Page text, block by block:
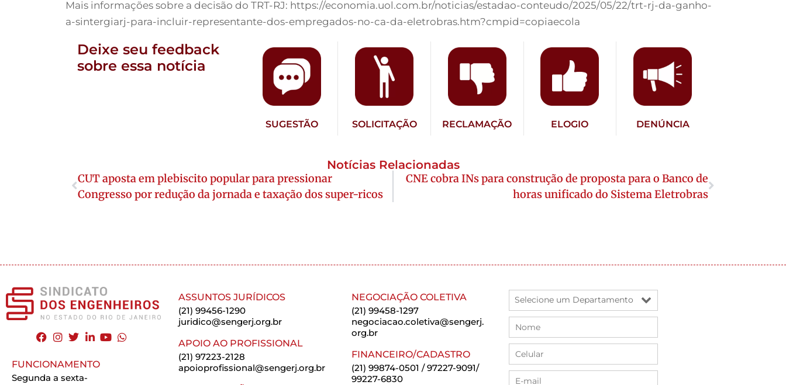
Mais informações sobre a decisão do TRT-RJ: https://economia.uol.com.br/noticias/estadao-conteudo/2025/05/22/trt-rj-da-ganho-
a-sintergiarj-para-incluir-representante-dos-empregados-no-ca-da-eletrobras.htm?cmpid=copiaecola
Deixe seu feedback
sobre essa notícia
SUGESTÃO SOLICITAÇÃO RECLAMAÇÃO ELOGIO DENÚNCIA
Notícias Relacionadas
CUT aposta em plebiscito popular para pressionar
Congresso por redução da jornada e taxação dos super-ricos
CNE cobra INs para construção de proposta para o Banco de
horas unificado do Sistema Eletrobras
FUNCIONAMENTO
Segunda a sexta-
ASSUNTOS JURÍDICOS
(21) 99456-1290
juridico@sengerj.org.br
APOIO AO PROFISSIONAL
(21) 97223-2128
apoioprofissional@sengerj.org.br
NEGOCIAÇÃO COLETIVA
(21) 99458-1297
negociacao.coletiva@sengerj.
org.br
FINANCEIRO/CADASTRO
(21) 99874-0501 / 97227-9091/
99227-6830